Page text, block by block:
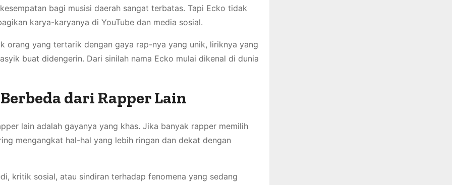
bagi musisi daerah sangat terbatas. Tapi Ecko tidak
karya-karyanya di YouTube dan media sosial.
orang yang tertarik dengan gaya rap-nya yang unik, liriknya yang
buat didengerin. Dari sinilah nama Ecko mulai dikenal di dunia
dari Rapper Lain
lain adalah gayanya yang khas. Jika banyak rapper memilih
mengangkat hal-hal yang lebih ringan dan dekat dengan
kritik sosial, atau sindiran terhadap fenomena yang sedang